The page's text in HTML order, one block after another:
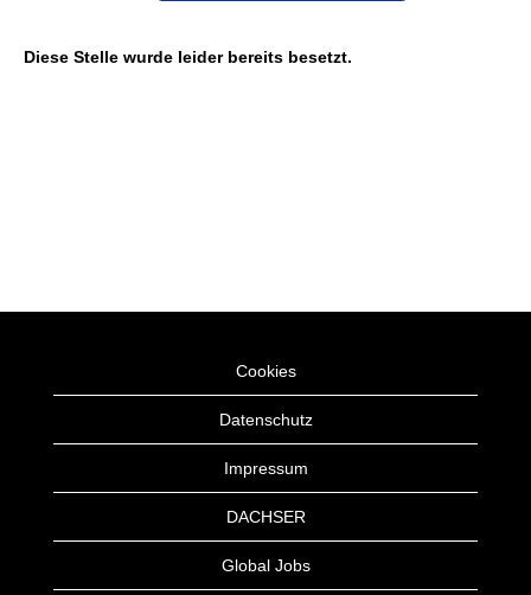
Diese Stelle wurde leider bereits besetzt.
Cookies
Datenschutz
Impressum
DACHSER
Global Jobs